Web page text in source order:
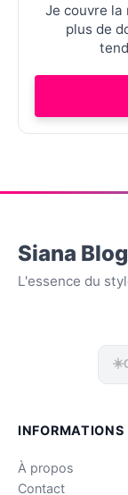
Je couvre la
plus de
Siana Blog
L'essence du
☀️
INFORMATIONS
À propos
Contact